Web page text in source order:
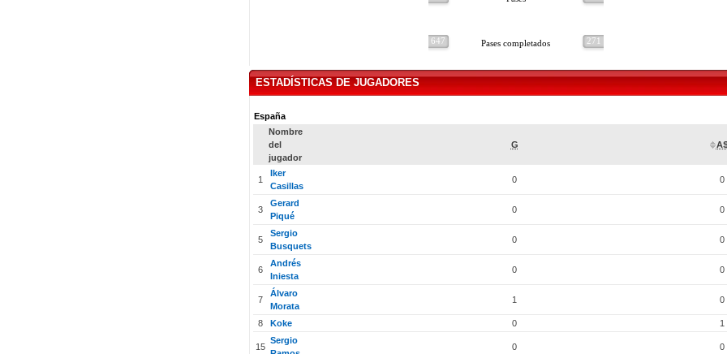
647 Pases completados 271
ESTADÍSTICAS DE JUGADORES
España
Nombre
del
jugador
G
1
Iker
Casillas
0 0
3
Gerard
Piqué
0 0
5
Sergio
Busquets
0 0
6
Andrés
Iniesta
0 0
7
Álvaro
Morata
1 0
8 Koke 0 1
15
Sergio
0 0